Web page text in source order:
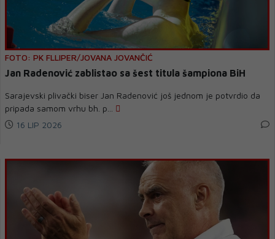
FOTO: PK FLLIPER/JOVANA JOVANČIĆ
Jan Radenović zablistao sa šest titula šampiona BiH
Sarajevski plivački biser Jan Radenović još jednom je potvrdio da
pripada samom vrhu bh. p...
16 LIP 2026